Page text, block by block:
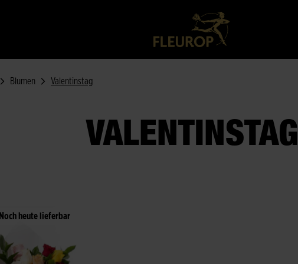
Blumen Valentinstag
VALENTINSTAG
Noch heute lieferbar